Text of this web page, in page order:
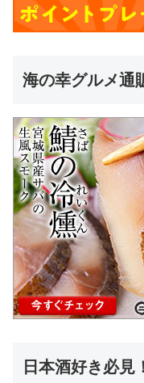
海の幸グルメ
日本酒好き必見！